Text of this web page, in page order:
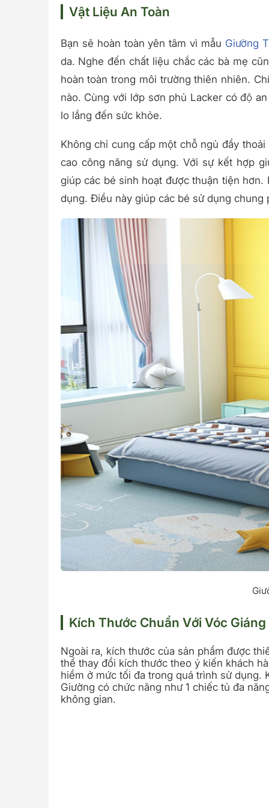
Vật Liệu An Toàn
Bạn sẽ hoàn toàn yên tâm vì mẫu Giường
da. Nghe đến chất liệu chắc các bà mẹ
hoàn toàn trong môi trường thiên nhiên.
nào. Cùng với lớp sơn phủ Lacker có độ
lo lắng đến sức khỏe.
Không chỉ cung cấp một chỗ ngủ đầy
cao công năng sử dụng. Với sự kết hợp
giúp các bé sinh hoạt được thuận tiện
dụng. Điều này giúp các bé sử dụng
Kích Thước Chuẩn Với Vóc
Ngoài ra, kích thước của sản phẩm được
thể thay đổi kích thước theo ý kiến khách
hiểm ở mức tối đa trong quá trình sử dụng.
Giường có chức năng như 1 chiếc tủ đa
không gian.